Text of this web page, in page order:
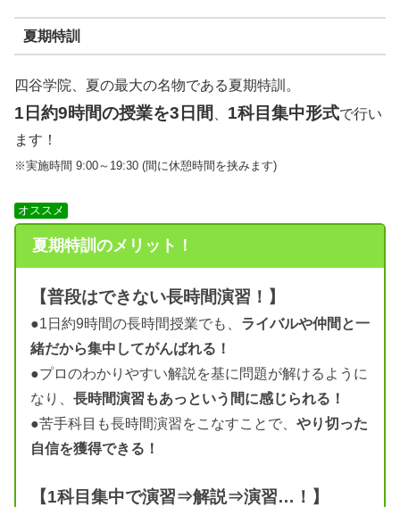
夏期特訓
四谷学院、夏の最大の名物である夏期特訓。
1日約9時間の授業を3日間 1科目集中形式で行い
ます！
※実施時間 9:00～19:30 (間に休憩時間を挟みます)
オススメ
夏期特訓のメリット！
【普段はできない長時間演習！】
●1日約9時間の長時間授業でも、 ライバルや仲間と一
緒だから集中してがんばれる！
●プロのわかりやすい解説を基に問題が解けるように
なり、 長時間演習もあっという間に感じられる！
●苦手科目も長時間演習をこなすことで、 やり切った
自信を獲得できる！
【1科目集中で演習⇒解説⇒演習…！】